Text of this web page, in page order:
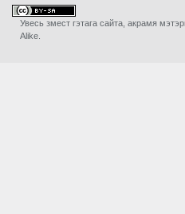
Увесь змест гэтага сайта, акрамя
Alike.